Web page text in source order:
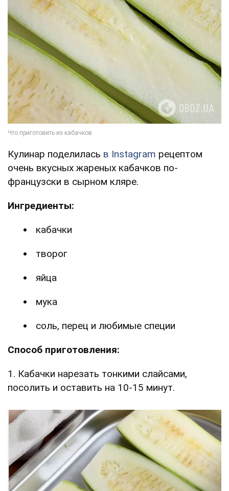
Кулинар поделилась в Instagram рецептом
очень вкусных жареных кабачков по-
французски в сырном кляре.
Ингредиенты:
кабачки
творог
яйца
мука
соль, перец и любимые специи
Способ приготовления:
1. Кабачки нарезать тонкими слайсами,
посолить и оставить на 10-15 минут.